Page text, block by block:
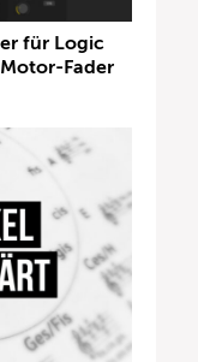
für Logic
Fader